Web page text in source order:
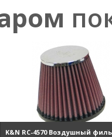
K&N RC-4570 Воздушный